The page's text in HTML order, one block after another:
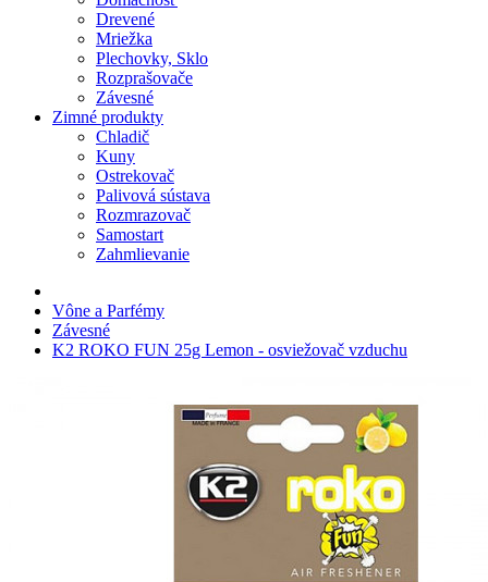
Drevené
Mriežka
Plechovky, Sklo
Rozprašovače
Závesné
Zimné produkty
Chladič
Kuny
Ostrekovač
Palivová sústava
Rozmrazovač
Samostart
Zahmlievanie
Vône a Parfémy
Závesné
K2 ROKO FUN 25g Lemon - osviežovač vzduchu